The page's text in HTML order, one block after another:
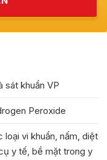
sát khuẩn VP
Peroxide
loại vi khuẩn, nấm, diệt
y tế, bề mặt trong y